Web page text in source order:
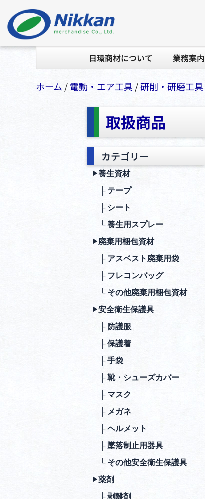
日環商材について 業務案内
ホーム /電動・エア⼯具 /研削・研磨⼯具
取扱商品
カテゴリー
▶︎養生資材
├ テープ
├ シート
└ 養生用スプレー
▶︎廃棄⽤梱包資材
├ アスベスト廃棄用袋
├ フレコンバッグ
└ その他廃棄用梱包資材
▶︎安全衛⽣保護具
├ 防護服
├ 保護着
├ ⼿袋
├ 靴・シューズカバー
├ マスク
├ メガネ
├ ヘルメット
├ 墜落制⽌⽤器具
└ その他安全衛⽣保護具
▶︎薬剤
├ 剥離剤